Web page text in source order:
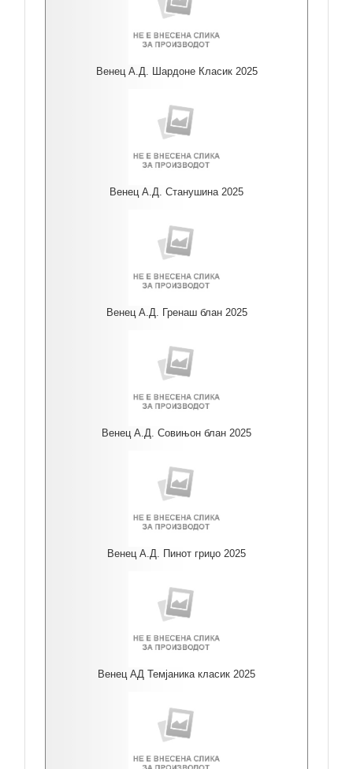
Венец А.Д. Шардоне Класик 2025
Венец А.Д. Станушина 2025
Венец А.Д. Гренаш блан 2025
Венец А.Д. Совињон блан 2025
Венец А.Д. Пинот гриџо 2025
Венец АД Темјаника класик 2025